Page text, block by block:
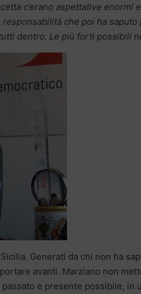
c’erano aspettative enormi
che poi ha
dentro. Le più forti possibili
Generati da chi non ha
avanti. Marziano non
e presente possibile, in